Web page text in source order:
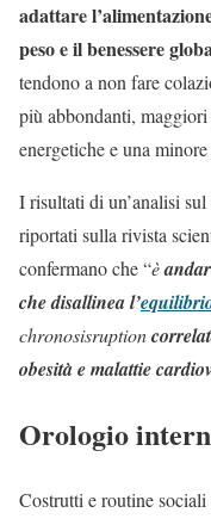
adattare
peso e il benessere
tendono a non fare
più abbondanti,
energetiche e una
I risultati di un’analisi
riportati sulla rivista
confermano che “è
che disallinea l’
chronosisruption
obesità e malattie
Orologio
Costrutti e routine sociali